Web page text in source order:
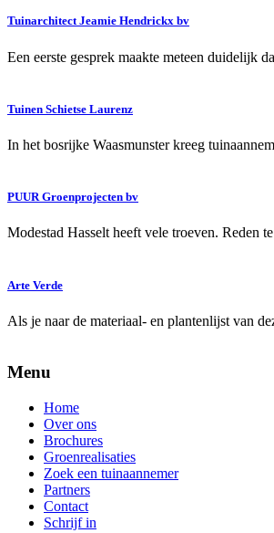
Tuinarchitect Jeamie Hendrickx bv
Een eerste gesprek maakte meteen duidelijk
Tuinen Schietse Laurenz
In het bosrijke Waasmunster kreeg
PUUR Groenprojecten bv
Modestad Hasselt heeft vele troeven. Reden
Arte Verde
Als je naar de materiaal- en plantenlijst van
Menu
Home
Over ons
Brochures
Groenrealisaties
Zoek een tuinaannemer
Partners
Contact
Schrijf in